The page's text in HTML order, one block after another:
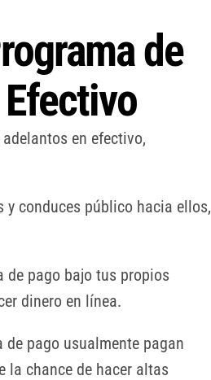
de
en efectivo,
y conduces público hacia ellos,
de pago bajo tus propios
dinero en línea.
pago usualmente pagan
la chance de hacer altas